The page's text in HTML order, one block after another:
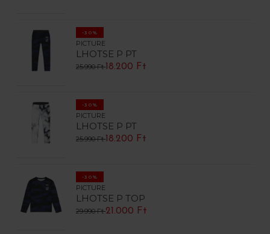
-30%
PICTURE
LHOTSE P PT
25.990 Ft 18.200 Ft
-30%
PICTURE
LHOTSE P PT
25.990 Ft 18.200 Ft
-30%
PICTURE
LHOTSE P TOP
29.990 Ft21.000 Ft